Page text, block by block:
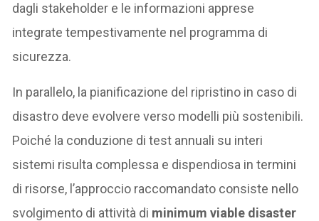
dagli stakeholder e le informazioni apprese
integrate tempestivamente nel programma di
sicurezza.
In parallelo, la pianificazione del ripristino in caso di
disastro deve evolvere verso modelli più sostenibili.
Poiché la conduzione di test annuali su interi
sistemi risulta complessa e dispendiosa in termini
di risorse, l’approccio raccomandato consiste nello
svolgimento di attività di minimum viable disaster